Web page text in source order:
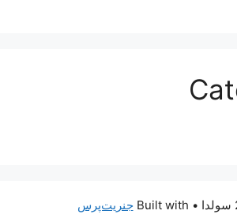
• Built with جنریت‌پرس